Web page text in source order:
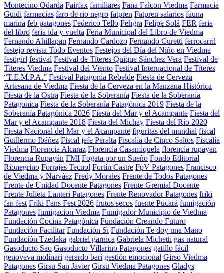
Montecino Odarda Fairfax familiares Fana Falcon Viedma Farmacia
Guidi farmacias faro de rio negro fatpren Fatpren salarios fauna
marina feb patagones Federico Tello Fehgra Felipe Solá FER feria
del libro feria ida y vuelta Feria Municipal del Libro de Viedma
Fernando Ahillapan Fernando Cardozo Fernando Curetti ferrocarril
festejo revista Todo Eventos Festejos del Día del Niño en Viedma
festigirl festival Festival de Títeres Quique Sánchez Vera Festival de
Títeres Viedma Festival del Viento Festival Internacional de Títeres
“T.E.M.P.A.” Festival Patagonia Rebelde Fiesta de Cerveza
Artesana de Viedma Fiesta de la Cerveza en la Manzana Histórica
Fiesta de la Ostra Fiesta de la Soberanía Fiesta de la Soberanía
Patagonica Fiesta de la Soberanía Patagónica 2019 Fiesta de la
Soberanía Patagónica 2026 Fiesta del Mar y el Acampante Fiesta del
Mar y el Acampante 2018 Fiesta del Michay Fiesta del Río 2020
Fiesta Nacional del Mar y el Acampante figuritas del mundial fiscal
Guillermo Ibáñez Fiscal jefe Peralta Fiscalía de Cinco Saltos Fiscalía
Viedma Florencia Alcaraz Florencia Casamiquela florencia rupayan
Florencia Rupayán FMI Fogata por un Sueño Fondo Editorial
Rionegrino Forrajes Tecnol Fortín Castre FpV Patagones Francisco
de Viedma y Narváez Fredy Morales Frente de Todos Patagones
Frente de Unidad Docente Patagones Frente Gremial Docente
Frente Julieta Lanteri Patagones Frente Renovador Patagones friki
fan fest Friki Fans Fest 2026 frutos secos fuente Pucará fumigación
Patagones fumigacion Viedma Fumigador Municipio de Viedma
Fundación Cocina Patagónica Fundación Creando Futuro
Fundación Facilitar Fundación Si Fundación Te doy una Mano
Fundación Tzedaka gabriel garnica Gabriela Michetti gas natural
Gasoducto Sao Gasoducto Villarino Patagones gatillo fácil
genoveva molinari gerardo bari gestión emocional Girso Viedma
Patagones Girsu San Javier Girsu Viedma Patagones Gladys